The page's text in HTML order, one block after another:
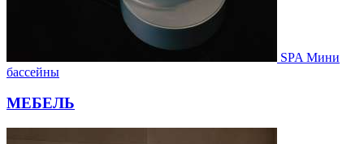
SPA Мини
бассейны
МЕБЕЛЬ